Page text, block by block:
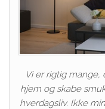
Vi er rigtig
hjem og skabe
hverdagsliv. Ikke